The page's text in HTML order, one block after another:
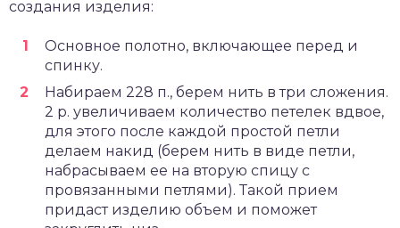
создания изделия:
Основное полотно, включающее перед и
спинку.
Набираем 228 п., берем нить в три сложения.
2 р. увеличиваем количество петелек вдвое,
для этого после каждой простой петли
делаем накид (берем нить в виде петли,
набрасываем ее на вторую спицу с
провязанными петлями). Такой прием
придаст изделию объем и поможет